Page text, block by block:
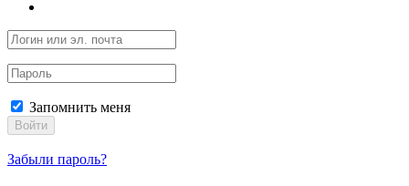
Запомнить меня
Войти
Забыли пароль?